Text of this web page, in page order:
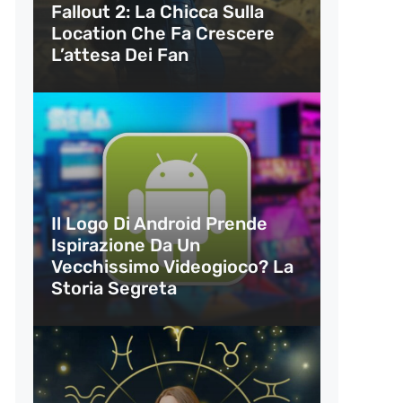
Fallout 2: La Chicca Sulla
Location Che Fa Crescere
L’attesa Dei Fan
Il Logo Di Android Prende
Ispirazione Da Un
Vecchissimo Videogioco? La
Storia Segreta